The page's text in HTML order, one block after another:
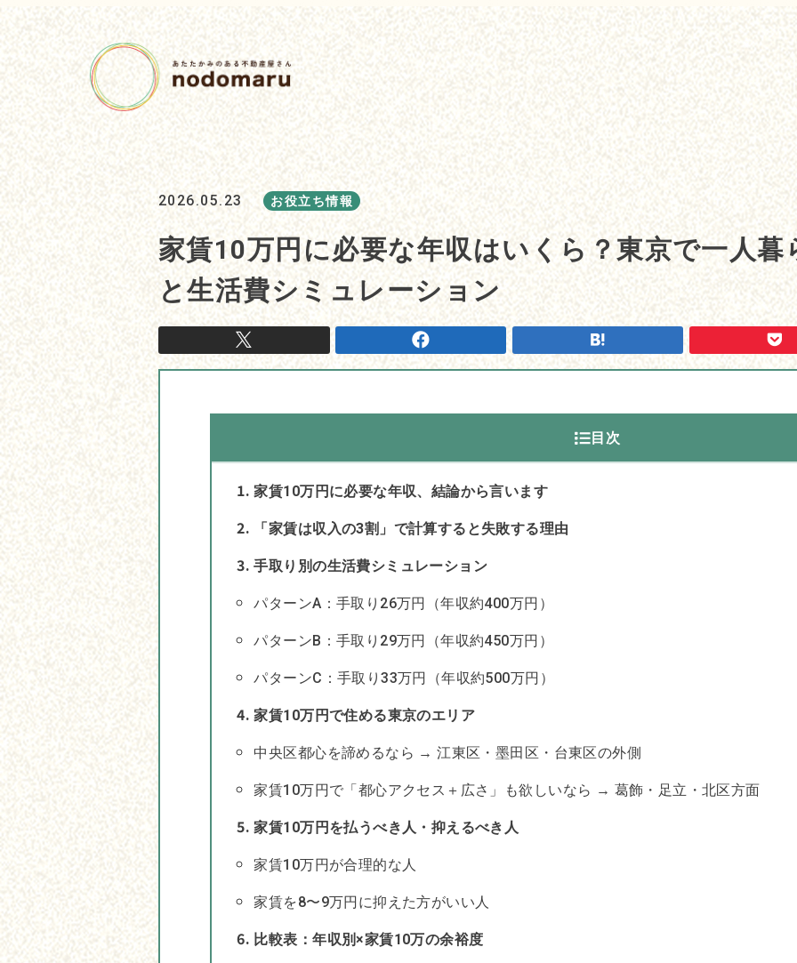
2026.05.23 お役立ち情報
家賃10万円に必要な年収はいくら？東京で一人
と生活費シミュレーション
目次
家賃10万円に必要な年収、結論から言います
「家賃は収入の3割」で計算すると失敗する理由
手取り別の生活費シミュレーション
パターンA：手取り26万円（年収約400万円）
パターンB：手取り29万円（年収約450万円）
パターンC：手取り33万円（年収約500万円）
家賃10万円で住める東京のエリア
中央区都心を諦めるなら → 江東区・墨田区・台東区の外側
家賃10万円で「都心アクセス＋広さ」も欲しいなら → 葛飾・足立・北区方面
家賃10万円を払うべき人・抑えるべき人
家賃10万円が合理的な人
家賃を8〜9万円に抑えた方がいい人
比較表：年収別×家賃10万の余裕度